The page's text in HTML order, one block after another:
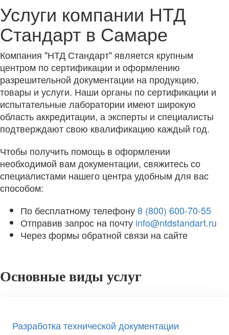
Услуги компании НТД
Стандарт в Самаре
Компания "НТД Стандарт" является крупным
центром по сертификации и оформлению
разрешительной документации на продукцию,
товары и услуги. Наши органы по сертификации и
испытательные лаборатории имеют широкую
область аккредитации, а эксперты и специалисты
подтверждают свою квалификацию каждый год.
Чтобы получить помощь в оформлении
необходимой вам документации, свяжитесь со
специалистами нашего центра удобным для вас
способом:
По бесплатному телефону8 (800) 600-70-55
Отправив запрос на почту info@ntdstandart.ru
Через формы обратной связи на сайте
Основные виды услуг
Разработка технической документации